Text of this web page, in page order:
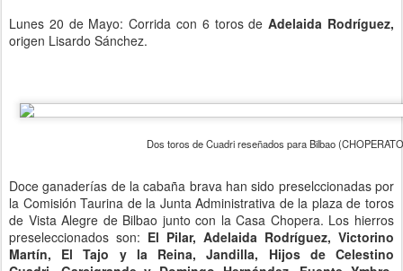
Lunes 20 de Mayo: Corrida con 6 toros deAdelaida Rodríguez,
origen Lisardo Sánchez.
Dos toros de Cuadri reseñados para Bilbao
Doce ganaderías de la cabaña brava han sido preselccionadas por
la Comisión Taurina de la Junta Administrativa de la plaza de toros
de Vista Alegre de Bilbao junto con la Casa Chopera. Los hierros
preseleccionados son: El Pilar, Adelaida Rodríguez, Victorino
Martín, El Tajo y la Reina, Jandilla, Hijos de Celestino